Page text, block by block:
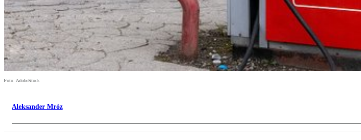
Foto: AdobeStock
Aleksander Mróz